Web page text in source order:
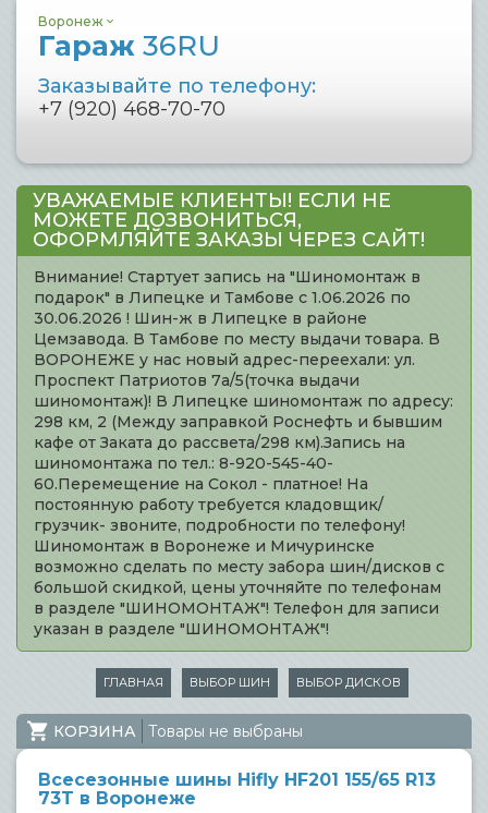
Воронеж
Гараж 36RU
Заказывайте по телефону:
+7 (920) 468-70-70
УВАЖАЕМЫЕ КЛИЕНТЫ! ЕСЛИ НЕ
МОЖЕТЕ ДОЗВОНИТЬСЯ,
ОФОРМЛЯЙТЕ ЗАКАЗЫ ЧЕРЕЗ САЙТ!
Внимание! Стартует запись на "Шиномонтаж в
подарок" в Липецке и Тамбове с 1.06.2026 по
30.06.2026 ! Шин-ж в Липецке в районе
Цемзавода. В Тамбове по месту выдачи товара. В
ВОРОНЕЖЕ у нас новый адрес-переехали: ул.
Проспект Патриотов 7а/5(точка выдачи
шиномонтаж)! В Липецке шиномонтаж по адресу:
298 км, 2 (Между заправкой Роснефть и бывшим
кафе от Заката до рассвета/298 км).Запись на
шиномонтажа по тел.: 8-920-545-40-
60.Перемещение на Сокол - платное! На
постоянную работу требуется кладовщик/
грузчик- звоните, подробности по телефону!
Шиномонтаж в Воронеже и Мичуринске
возможно сделать по месту забора шин/дисков с
большой скидкой, цены уточняйте по телефонам
в разделе "ШИНОМОНТАЖ"! Телефон для записи
указан в разделе "ШИНОМОНТАЖ"!
ГЛАВНАЯ ВЫБОР ШИН ВЫБОР ДИСКОВ
КОРЗИНА Товары не выбраны
Всесезонные шины Hifly HF201 155/65 R13
73T в Воронеже